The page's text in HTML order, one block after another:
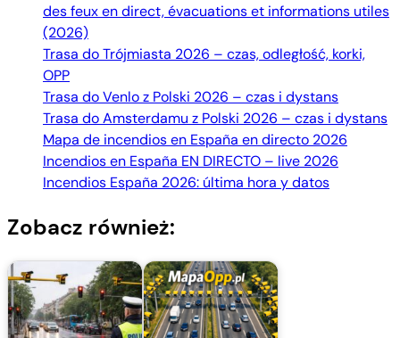
des feux en direct, évacuations et informations utiles
(2026)
Trasa do Trójmiasta 2026 – czas, odległość, korki,
OPP
Trasa do Venlo z Polski 2026 – czas i dystans
Trasa do Amsterdamu z Polski 2026 – czas i dystans
Mapa de incendios en España en directo 2026
Incendios en España EN DIRECTO – live 2026
Incendios España 2026: última hora y datos
Zobacz również: